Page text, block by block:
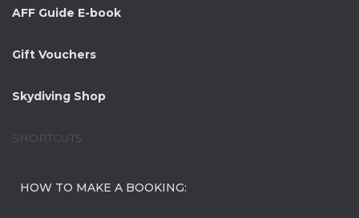
AFF Guide E-book
Gift Vouchers
Skydiving Shop
SHORTCUTS
HOW TO MAKE A BOOKING: